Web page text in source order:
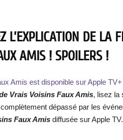
L’EXPLICATION DE
AMIS ! SPOILERS !
Amis est disponible sur Apple TV+
Vrais Voisins Faux Amis, lisez la
dépassé par les
Faux Amis diffusée sur Apple TV.